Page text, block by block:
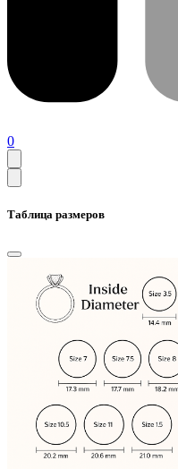
0
Таблица размеров